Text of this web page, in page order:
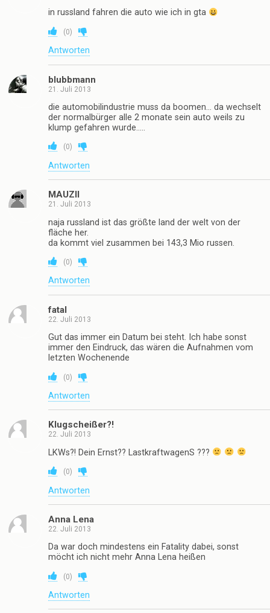
in russland fahren die auto wie ich in gta
(0)
Antworten
blubbmann
21. Juli 2013
die automobilindustrie muss da boomen… da wechselt
der normalbürger alle 2 monate sein auto weils zu
klump gefahren wurde…..
(0)
Antworten
MAUZII
21. Juli 2013
naja russland ist das größte land der welt von der
fläche her.
da kommt viel zusammen bei 143,3 Mio russen.
(0)
Antworten
fatal
22. Juli 2013
Gut das immer ein Datum bei steht. Ich habe sonst
immer den Eindruck, das wären die Aufnahmen vom
letzten Wochenende
(0)
Antworten
Klugscheißer?!
22. Juli 2013
LKWs?! Dein Ernst?? LastkraftwagenS ???
(0)
Antworten
Anna Lena
22. Juli 2013
Da war doch mindestens ein Fatality dabei, sonst
möcht ich nicht mehr Anna Lena heißen
(0)
Antworten